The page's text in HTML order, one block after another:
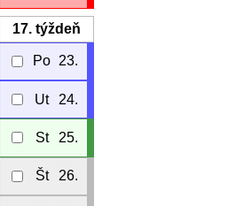
17.týždeň
Po 23.
Ut 24.
St 25.
Št 26.